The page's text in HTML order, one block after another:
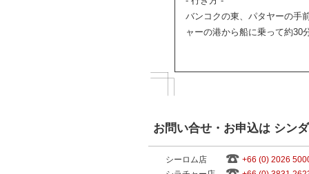
バンコクの東、パタヤーの手
ャーの港から船に乗って約30
お問い合せ・お申込は シン
シーロム店
+66 (0) 2026